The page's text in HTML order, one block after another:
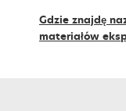
Gdzie znajdę
materiałów